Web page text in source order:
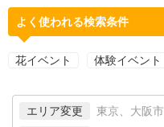
よく使われる検索条件
花イベント 体験イベント
エリア変更 東京、大阪市